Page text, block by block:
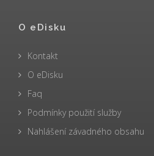
O eDisku
Kontakt
O eDisku
Faq
Podmínky použití služby
Nahlášení závadného obsahu